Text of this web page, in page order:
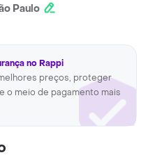
Paulo
no Rappi
preços, proteger
o meio de pagamento mais